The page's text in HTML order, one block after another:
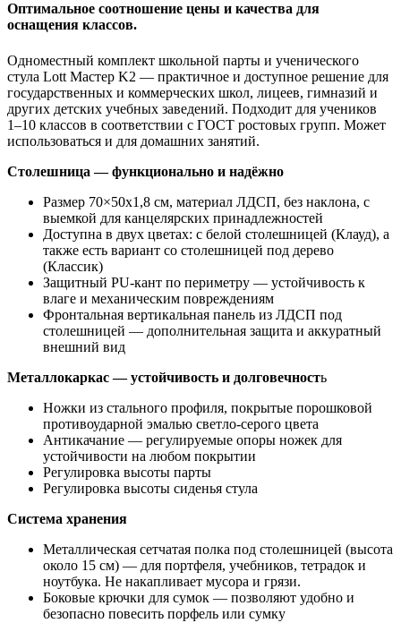
Оптимальное соотношение цены и качества для
оснащения классов.
Одноместный комплект школьной парты и ученического
стула Lott Мастер K2 — практичное и доступное решение для
государственных и коммерческих школ, лицеев, гимназий и
других детских учебных заведений. Подходит для учеников
1–10 классов в соответствии с ГОСТ ростовых групп. Может
использоваться и для домашних занятий.
Столешница — функционально и надёжно
Размер 70×50х1,8 см, материал ЛДСП, без наклона, с
выемкой для канцелярских принадлежностей
Доступна в двух цветах: с белой столешницей (Клауд), а
также есть вариант со столешницей под дерево
(Классик)
Защитный PU-кант по периметру — устойчивость к
влаге и механическим повреждениям
Фронтальная вертикальная панель из ЛДСП под
столешницей — дополнительная защита и аккуратный
внешний вид
Металлокаркас — устойчивость и долговечность
Ножки из стального профиля, покрытые порошковой
противоударной эмалью светло-серого цвета
Антикачание — регулируемые опоры ножек для
устойчивости на любом покрытии
Регулировка высоты парты
Регулировка высоты сиденья стула
Система хранения
Металлическая сетчатая полка под столешницей (высота
около 15 см) — для портфеля, учебников, тетрадок и
ноутбука. Не накапливает мусора и грязи.
Боковые крючки для сумок — позволяют удобно и
безопасно повесить порфель или сумку